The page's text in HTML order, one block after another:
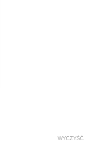
WYCZYŚĆ